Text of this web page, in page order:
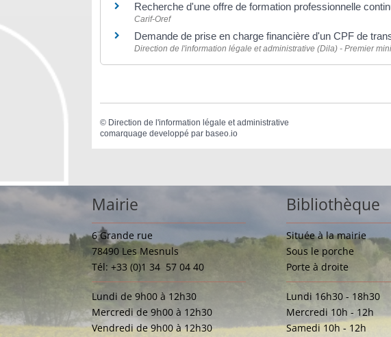
Recherche d'une offre de formation professionnelle
Carif-Oref
Demande de prise en charge financière d'un CPF de
Direction de l'information légale et administrative (Dila) - Premier
© Direction de l'information légale et administrative
comarquage developpé parbaseo.io
Mairie
6 Grande rue
78490 Les Mesnuls
Tél: +33 (0)1 34 57 04 40
Lundi de 9h00 à 12h30
Mercredi de 9h00 à 12h30
Vendredi de 9h00 à 12h30
Bibliothèque
Située à la mairie
Sous le porche
Porte à droite
Lundi 16h30 - 18h30
Mercredi 10h - 12h
Samedi 10h - 12h